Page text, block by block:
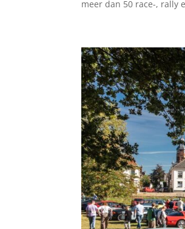
meer dan 50 race-, rally